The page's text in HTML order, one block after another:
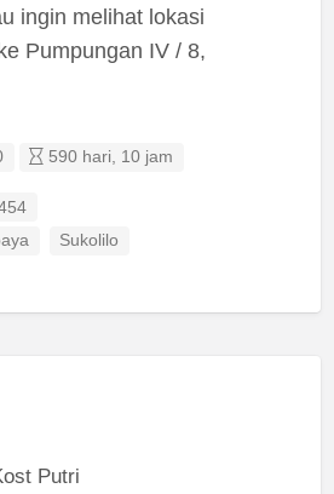
ingin melihat lokasi
Pumpungan IV / 8,
590 hari, 10 jam
Sukolilo
Putri